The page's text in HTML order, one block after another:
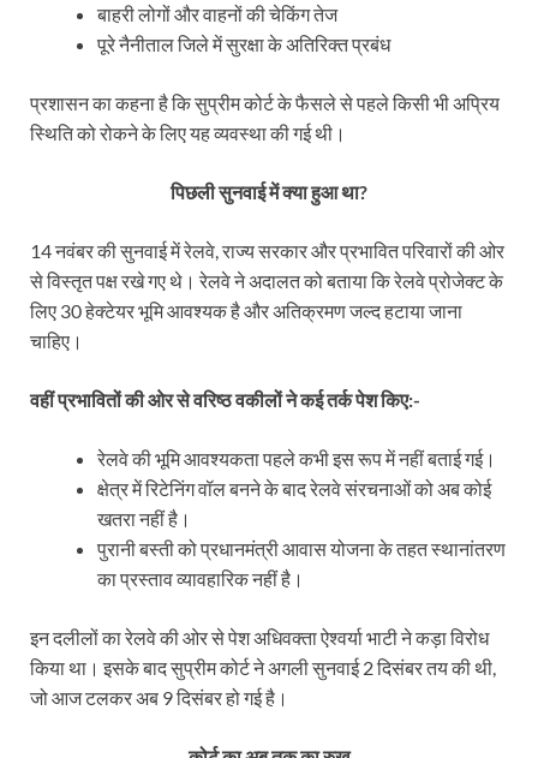
बाहरी लोगों और वाहनों की चेकिंग तेज
पूरे नैनीताल जिले में सुरक्षा के अतिरिक्त प्रबंध
प्रशासन का कहना है कि सुप्रीम कोर्ट के फैसले से पहले किसी भी अप्रिय
स्थिति को रोकने के लिए यह व्यवस्था की गई थी।
पिछली सुनवाई में क्या हुआ था?
14 नवंबर की सुनवाई में रेलवे, राज्य सरकार और प्रभावित परिवारों की ओर
से विस्तृत पक्ष रखे गए थे। रेलवे ने अदालत को बताया कि रेलवे प्रोजेक्ट के
लिए 30 हेक्टेयर भूमि आवश्यक है और अतिक्रमण जल्द हटाया जाना
चाहिए।
वहीं प्रभावितों की ओर से वरिष्ठ वकीलों ने कई तर्क पेश किए:-
रेलवे की भूमि आवश्यकता पहले कभी इस रूप में नहीं बताई गई।
क्षेत्र में रिटेनिंग वॉल बनने के बाद रेलवे संरचनाओं को अब कोई
खतरा नहीं है।
पुरानी बस्ती को प्रधानमंत्री आवास योजना के तहत स्थानांतरण
का प्रस्ताव व्यावहारिक नहीं है।
इन दलीलों का रेलवे की ओर से पेश अधिवक्ता ऐश्वर्या भाटी ने कड़ा विरोध
किया था। इसके बाद सुप्रीम कोर्ट ने अगली सुनवाई 2 दिसंबर तय की थी,
जो आज टलकर अब 9 दिसंबर हो गई है।